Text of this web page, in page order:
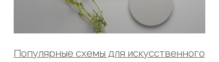
Популярные схемы для искусственного